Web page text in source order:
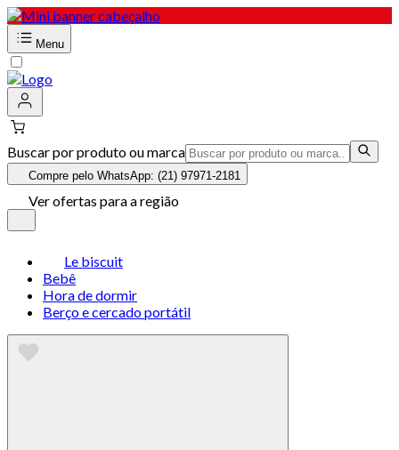
Menu
Buscar por produto ou marca
Compre pelo WhatsApp: (21) 97971-2181
Ver ofertas para a região
Le biscuit
Bebê
Hora de dormir
Berço e cercado portátil